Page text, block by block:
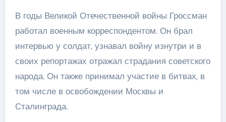
В годы Великой Отечественной войны Гроссман
работал военным корреспондентом. Он брал
интервью у солдат, узнавал войну изнутри и в
своих репортажах отражал страдания советского
народа. Он также принимал участие в битвах, в
том числе в освобождении Москвы и
Сталинграда.